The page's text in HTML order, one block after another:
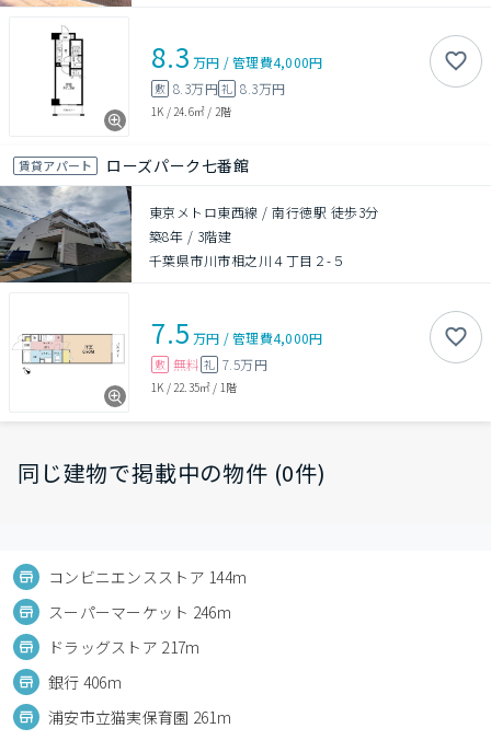
8.3 万円 /管理費4,000円
敷 8.3万円礼 8.3万円
1K / 24.6㎡ / 2階
賃貸アパート ローズパーク七番館
東京メトロ東西線 / 南行徳駅 徒歩3分
築8年 / 3階建
千葉県市川市相之川４丁目２-５
7.5 万円 /管理費4,000円
敷 無料 礼 7.5万円
1K / 22.35㎡ / 1階
同じ建物で掲載中の物件 (0件)
コンビニエンスストア 144m
スーパーマーケット 246m
ドラッグストア 217m
銀行 406m
浦安市立猫実保育園 261m